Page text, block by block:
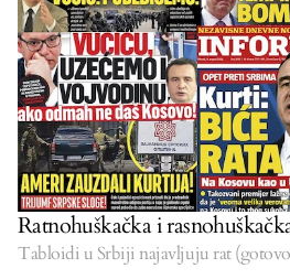
Ratnohuškačka i
Tabloidi u Srbiji najavljuju rat